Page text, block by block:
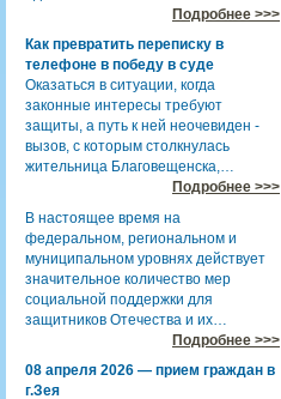
Подробнее >>>
Как превратить переписку в
телефоне в победу в суде
Оказаться в ситуации, когда
законные интересы требуют
защиты, а путь к ней неочевиден -
вызов, с которым столкнулась
жительница Благовещенска,…
Подробнее >>>
В настоящее время на
федеральном, региональном и
муниципальном уровнях действует
значительное количество мер
социальной поддержки для
защитников Отечества и их…
Подробнее >>>
08 апреля 2026 — прием граждан в
г.Зея